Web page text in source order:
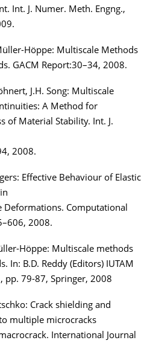
Int. J. Numer. Meth. Engng.,
Höppe: Multiscale Methods
GACM Report:30–34, 2008.
J.H. Song: Multiscale
A Method for
of Material Stability. Int. J.
2008.
Effective Behaviour of Elastic
Deformations. Computational
2008.
Höppe: Multiscale methods
In: B.D. Reddy (Editors) IUTAM
pp. 79-87, Springer, 2008
Crack shielding and
multiple microcracks
International Journal